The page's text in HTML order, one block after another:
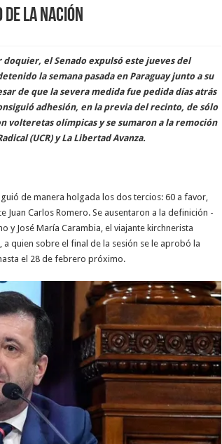
la Nación
doquier, el Senado expulsó este jueves del
la semana pasada en Paraguay junto a su
de que la severa medida fue pedida días atrás
adhesión, en la previa del recinto, de sólo
volteretas olímpicas y se sumaron a la remoción
(UCR) y La Libertad Avanza.
de manera holgada los dos tercios: 60 a favor,
Carlos Romero. Se ausentaron a la definición -
y José María Carambia, el viajante kirchnerista
quien sobre el final de la sesión se le aprobó la
el 28 de febrero próximo.